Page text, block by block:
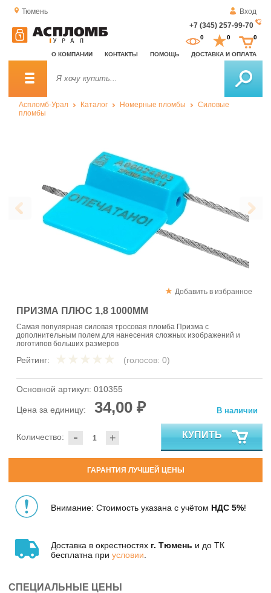
Тюмень
Вход
+7 (345) 257-99-70
О КОМПАНИИ КОНТАКТЫ ПОМОЩЬ ДОСТАВКА И ОПЛАТА
0 0 0
Аспломб-Урал Каталог Номерные пломбы
Силовые
пломбы
Добавить в избранное
ПРИЗМА ПЛЮС 1,8 1000ММ
Самая популярная силовая тросовая пломба Призма с
дополнительным полем для нанесения сложных изображений и
логотипов больших размеров
Рейтинг: (голосов: 0)
Основной артикул: 010355
Цена за единицу: 34,00 ₽
- +
Количество:
В наличии
КУПИТЬ
ГАРАНТИЯ ЛУЧШЕЙ ЦЕНЫ
Внимание: Стоимость указана с учётом НДС 5%!
Доставка в окрестностях г. Тюмень и до ТК
бесплатна при условии
СПЕЦИАЛЬНЫЕ ЦЕНЫ